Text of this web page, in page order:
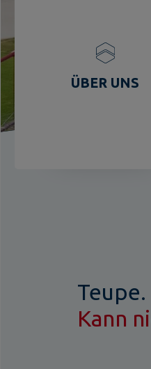
ÜBER UNS
Teupe.
Kann